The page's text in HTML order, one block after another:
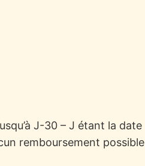
J-30 – J étant la date
remboursement possible